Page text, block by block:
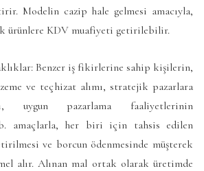
Modelin cazip hale gelmesi amacıyla,
ürünlere KDV muafiyeti getirilebilir.
Benzer iş fikirlerine sahip kişilerin,
ve teçhizat alımı, stratejik pazarlara
uygun pazarlama faaliyetlerinin
amaçlarla, her biri için tahsis edilen
ve borcun ödenmesinde müşterek
alır. Alınan mal ortak olarak üretimde